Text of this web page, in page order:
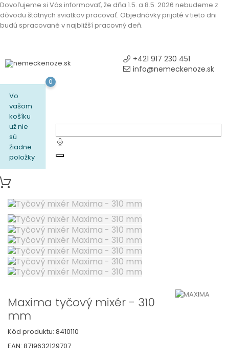
Dovoľujeme si Vás informovať, že dňa 1.5. a 8.5. 2026 nebudeme z
dôvodu štátnych sviatkov pracovať. Objednávky prijaté v tieto dni
budú spracované v najbližší pracovný deň.
+421 917 230 451
info@nemeckenoze.sk
Vo
vašom
košíku
už nie
sú
žiadne
položky
0
Maxima tyčový mixér - 310
mm
Kód produktu: 8410110
EAN: 8719632129707